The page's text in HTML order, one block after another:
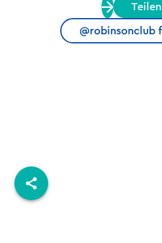
Teilen
@robinsonclub